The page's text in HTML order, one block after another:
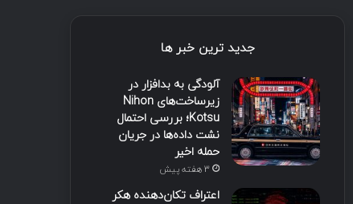
جدید ترین خبر ها
آلودگی به بدافزار در
زیرساخت‌های Nihon
Kotsu؛ بررسی احتمال
نشت داده‌ها در جریان
حمله اخیر
3 هفته پیش
اعتراف تکان‌دهنده هکر